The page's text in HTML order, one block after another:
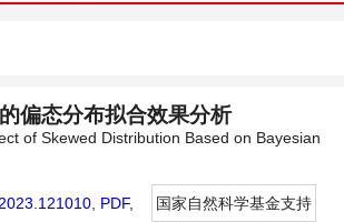
偏态分布拟合效果分析
of Skewed Distribution Based on Bayesian
PDF,
国家自然科学基金支持